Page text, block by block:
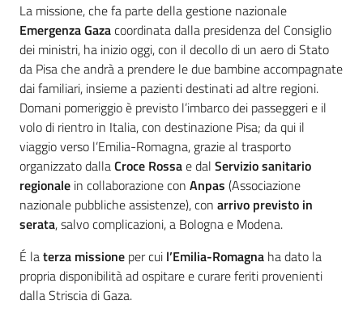
La missione, che fa parte della gestione nazionale
Emergenza Gazacoordinata dalla presidenza del Consiglio
dei ministri, ha inizio oggi, con il decollo di un aero di Stato
da Pisa che andrà a prendere le due bambine accompagnate
dai familiari, insieme a pazienti destinati ad altre regioni.
Domani pomeriggio è previsto l’imbarco dei passeggeri e il
volo di rientro in Italia, con destinazione Pisa; da qui il
viaggio verso l’Emilia-Romagna, grazie al trasporto
organizzato dallaCroce Rossae dal Servizio sanitario
regionale in collaborazione con Anpas (Associazione
nazionale pubbliche assistenze), con arrivo previsto in
serata, salvo complicazioni, a Bologna e Modena.
É laterza missione per cui l’Emilia-Romagna ha dato la
propria disponibilità ad ospitare e curare feriti provenienti
dalla Striscia di Gaza.